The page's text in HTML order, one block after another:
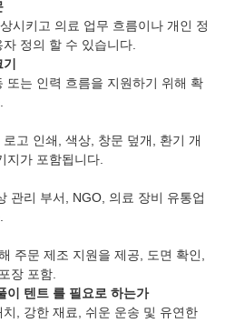
시키고 의료 업무 흐름이나 개인 정
정의 할 수 있습니다.
또는 인력 흐름을 지원하기 위해 확
고 인쇄, 색상, 창문 덮개, 환기 개
지가 포함됩니다.
관리 부서, NGO, 의료 장비 유통업
주문 제조 지원을 제공, 도면 확인,
장 포함.
이 텐트 를 필요로 하는가
, 강한 재료, 쉬운 운송 및 유연한